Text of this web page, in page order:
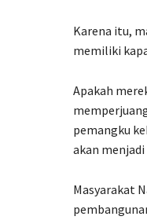
Karena itu,
memiliki
Apakah
pemangku
akan
Masyarakat